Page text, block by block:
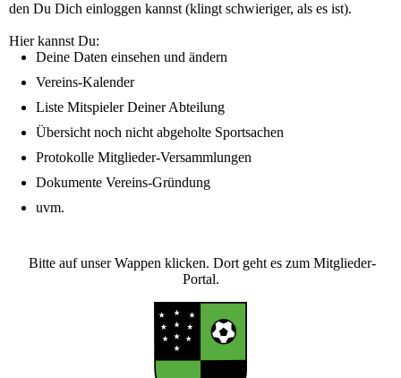
den Du Dich einloggen kannst (klingt schwieriger, als es ist).
Hier kannst Du:
Deine Daten einsehen und ändern
Vereins-Kalender
Liste Mitspieler Deiner Abteilung
Übersicht noch nicht abgeholte Sportsachen
Protokolle Mitglieder-Versammlungen
Dokumente Vereins-Gründung
uvm.
Bitte auf unser Wappen klicken. Dort geht es zum Mitglieder-
Portal.